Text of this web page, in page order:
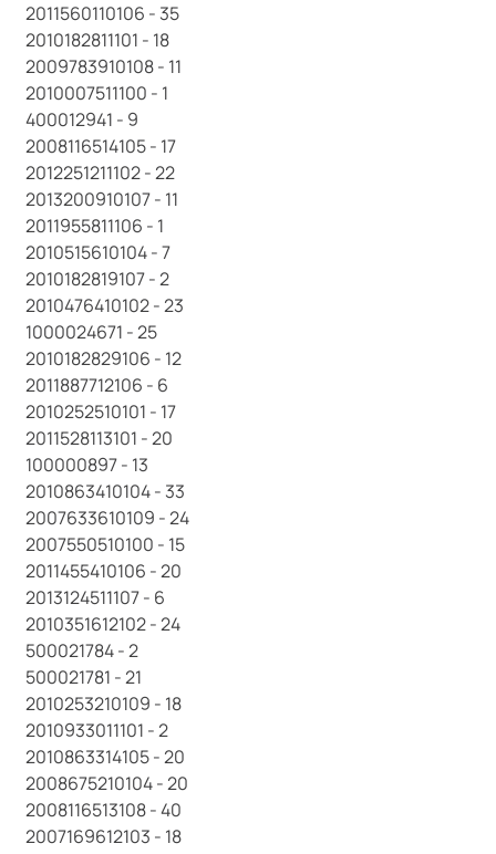
2011560110106 - 35
2010182811101 - 18
2009783910108 - 11
2010007511100 - 1
400012941 - 9
2008116514105 - 17
2012251211102 - 22
2013200910107 - 11
2011955811106 - 1
2010515610104 - 7
2010182819107 - 2
2010476410102 - 23
1000024671 - 25
2010182829106 - 12
2011887712106 - 6
2010252510101 - 17
2011528113101 - 20
100000897 - 13
2010863410104 - 33
2007633610109 - 24
2007550510100 - 15
2011455410106 - 20
2013124511107 - 6
2010351612102 - 24
500021784 - 2
500021781 - 21
2010253210109 - 18
2010933011101 - 2
2010863314105 - 20
2008675210104 - 20
2008116513108 - 40
2007169612103 - 18